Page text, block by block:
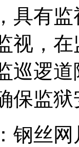
具有
视，
巡逻
保监
钢丝